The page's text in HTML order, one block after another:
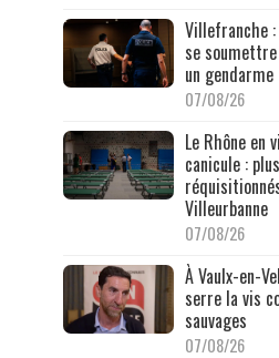
Villefranche
se
un gendarme
07/08/26
Le Rhône en
canicule :
Villeurbanne
07/08/26
À Vaulx-en-
serre la vis
sauvages
07/08/26